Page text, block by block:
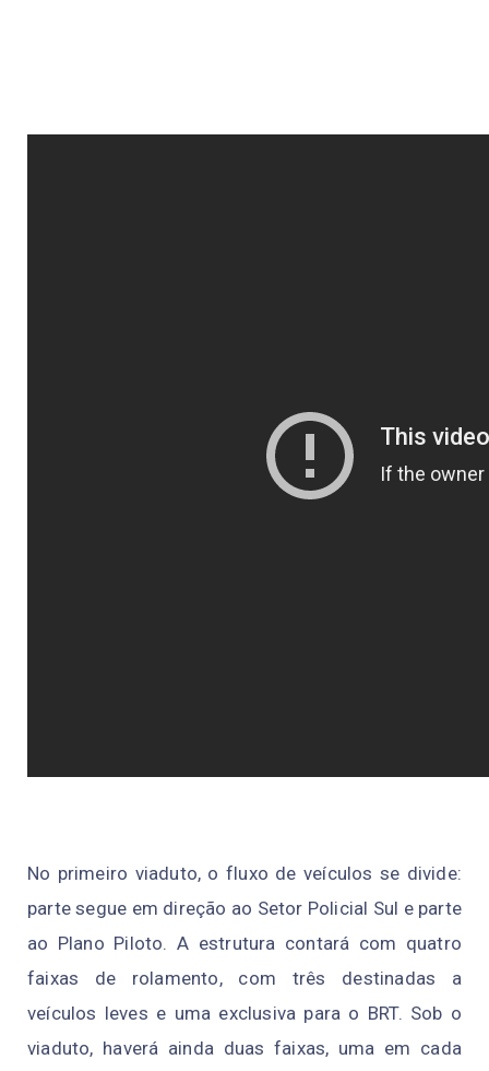
No primeiro viaduto, o fluxo de veículos se divide:
parte segue em direção ao Setor Policial Sul e parte
ao Plano Piloto. A estrutura contará com quatro
faixas de rolamento, com três destinadas a
veículos leves e uma exclusiva para o BRT. Sob o
viaduto, haverá ainda duas faixas, uma em cada